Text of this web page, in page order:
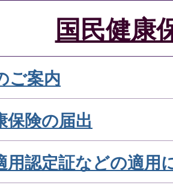
国民健康
ご案内
保険の届出
用認定証などの適用